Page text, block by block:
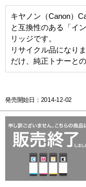
キヤノン（Canon）
と互換性のある「イ
リッジです。
リサイクル品になり
だけ、純正トナーと
発売開始日：2014-12-02